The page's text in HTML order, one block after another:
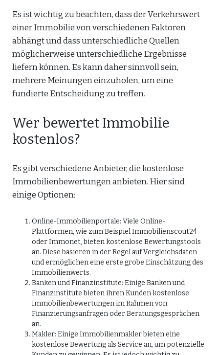
Es ist wichtig zu beachten, dass der Verkehrswert
einer Immobilie von verschiedenen Faktoren
abhängt und dass unterschiedliche Quellen
möglicherweise unterschiedliche Ergebnisse
liefern können. Es kann daher sinnvoll sein,
mehrere Meinungen einzuholen, um eine
fundierte Entscheidung zu treffen.
Wer bewertet Immobilie
kostenlos?
Es gibt verschiedene Anbieter, die kostenlose
Immobilienbewertungen anbieten. Hier sind
einige Optionen:
Online-Immobilienportale: Viele Online-
Plattformen, wie zum Beispiel Immobilienscout24
oder Immonet, bieten kostenlose Bewertungstools
an. Diese basieren in der Regel auf Vergleichsdaten
und ermöglichen eine erste grobe Einschätzung des
Immobilienwerts.
Banken und Finanzinstitute: Einige Banken und
Finanzinstitute bieten ihren Kunden kostenlose
Immobilienbewertungen im Rahmen von
Finanzierungsanfragen oder Beratungsgesprächen
an.
Makler: Einige Immobilienmakler bieten eine
kostenlose Bewertung als Service an, um potenzielle